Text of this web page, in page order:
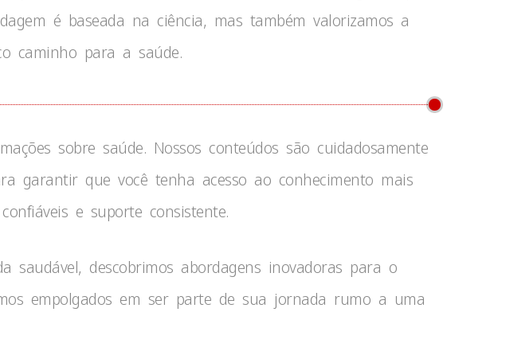
é baseada na ciência, mas também valorizamos a
caminho para a saúde.
sobre saúde. Nossos conteúdos são cuidadosamente
garantir que você tenha acesso ao conhecimento mais
​​e suporte consistente.
descobrimos abordagens inovadoras para o
empolgados em ser parte de sua jornada rumo a uma